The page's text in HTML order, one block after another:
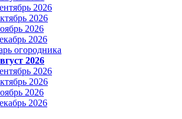
2026
2026
2026
2026
огородника
2026
2026
2026
2026
2026